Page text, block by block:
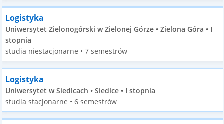
Logistyka
Uniwersytet Zielonogórski w Zielonej Górze • Zielona Góra • I
stopnia
studia niestacjonarne • 7 semestrów
Logistyka
Uniwersytet w Siedlcach • Siedlce • I stopnia
studia stacjonarne • 6 semestrów